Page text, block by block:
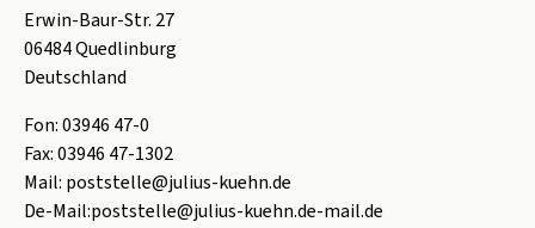
Erwin-Baur-Str. 27
06484Quedlinburg
Deutschland
Fon:03946 47-0
Fax:03946 47-1302
Mail: poststelle@julius-kuehn.de
De-Mail:poststelle@julius-kuehn.de-mail.de